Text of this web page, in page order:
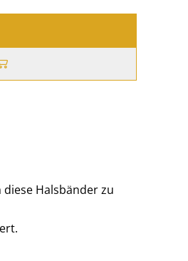
Halsbänder zu